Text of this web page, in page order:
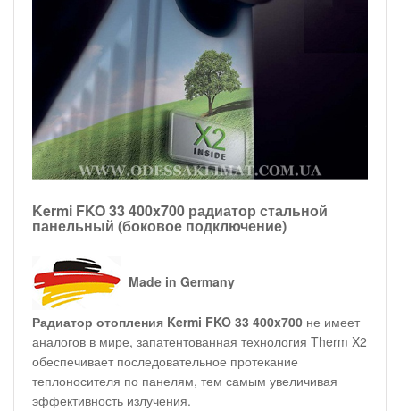
Kermi FKO 33 400x700 радиатор стальной
панельный (боковое подключение)
Made in Germany
Радиатор отопления Kermi FKO 33 400x700 не имеет
аналогов в мире, запатентованная технология Therm X2
обеспечивает последовательное протекание
теплоносителя по панелям, тем самым увеличивая
эффективность излучения.